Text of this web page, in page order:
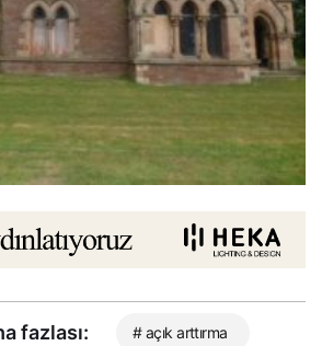
fazlası: # açık arttırma